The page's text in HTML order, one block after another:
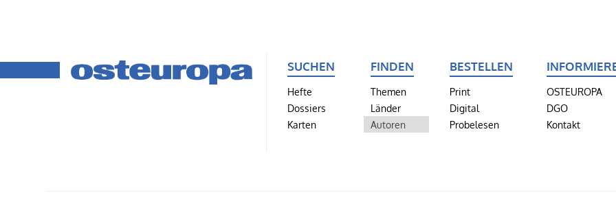
SUCHEN
Hefte
Dossiers
Karten
FINDEN
Themen
Länder
Autoren
BESTELLEN
Print
Digital
Probelesen
OSTEUROPA
DGO
Kontakt